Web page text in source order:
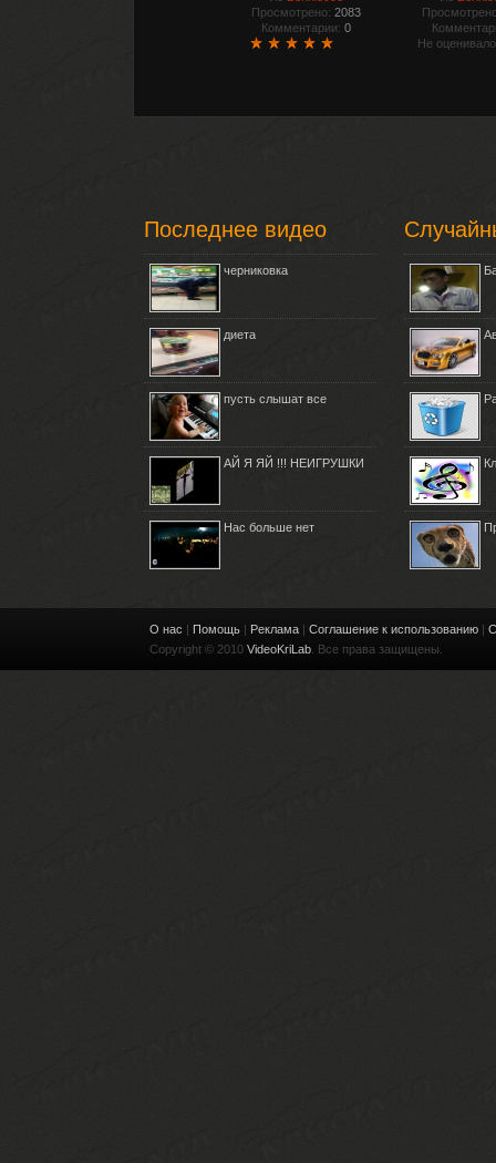
Просмотрено: 2083
Комментарии: 0
Не
Последнее видео
черниковка
диета
пусть слышат все
АЙ Я ЯЙ !!! НЕИГРУШКИ
Нас больше нет
О нас | Помощь | Реклама | Соглашение к использованию |
Copyright © 2010 VideoKriLab . Все права защищены.